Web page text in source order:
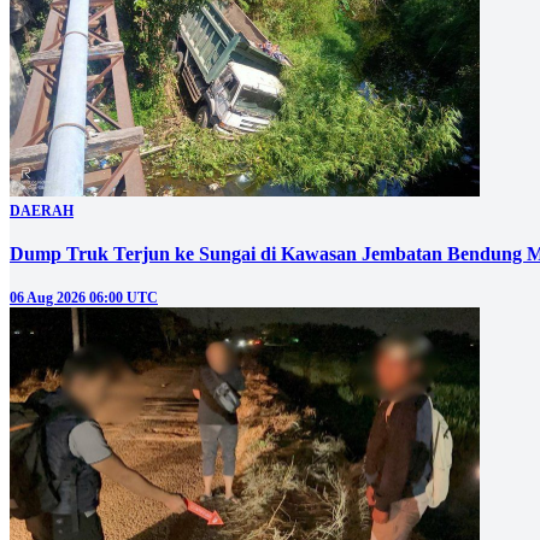
DAERAH
Dump Truk Terjun ke Sungai di Kawasan Jembatan Bendung
06 Aug 2026 06:00 UTC